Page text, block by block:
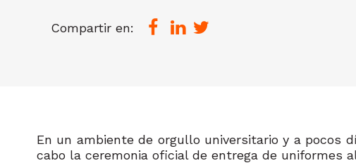
Compartir en:
En un ambiente de orgullo universitario y a pocos
cabo la ceremonia oficial de entrega de uniformes